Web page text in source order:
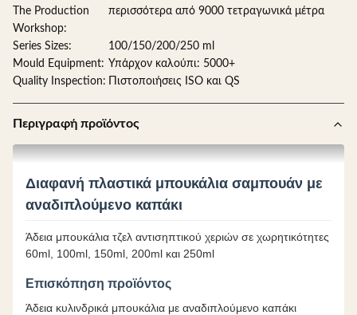
The Production
Workshop:
περισσότερα από 9000 τετραγωνικά μέτρα
Series Sizes:
100/150/200/250 ml
Mould Equipment: Υπάρχον καλούπι: 5000+
Quality Inspection:
Πιστοποιήσεις ISO και QS
Περιγραφή προϊόντος
Διαφανή πλαστικά μπουκάλια σαμπουάν με
αναδιπλούμενο καπάκι
Άδεια μπουκάλια τζελ αντισηπτικού χεριών σε χωρητικότητες
60ml, 100ml, 150ml, 200ml και 250ml
Επισκόπηση προϊόντος
Άδεια κυλινδρικά μπουκάλια με αναδιπλούμενο καπάκι